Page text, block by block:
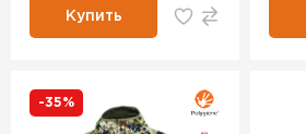
Купить
-35%